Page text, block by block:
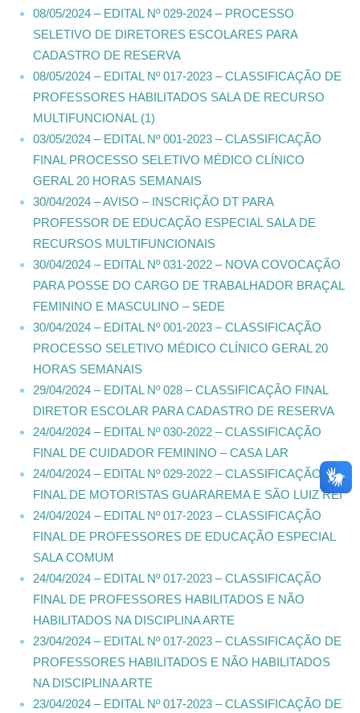
08/05/2024 – EDITAL Nº 029-2024 – PROCESSO
SELETIVO DE DIRETORES ESCOLARES PARA
CADASTRO DE RESERVA
08/05/2024 – EDITAL Nº 017-2023 – CLASSIFICAÇÃO DE
PROFESSORES HABILITADOS SALA DE RECURSO
MULTIFUNCIONAL (1)
03/05/2024 – EDITAL Nº 001-2023 – CLASSIFICAÇÃO
FINAL PROCESSO SELETIVO MÉDICO CLÍNICO
GERAL 20 HORAS SEMANAIS
30/04/2024 – AVISO – INSCRIÇÃO DT PARA
PROFESSOR DE EDUCAÇÃO ESPECIAL SALA DE
RECURSOS MULTIFUNCIONAIS
30/04/2024 – EDITAL Nº 031-2022 – NOVA COVOCAÇÃO
PARA POSSE DO CARGO DE TRABALHADOR BRAÇAL
FEMININO E MASCULINO – SEDE
30/04/2024 – EDITAL Nº 001-2023 – CLASSIFICAÇÃO
PROCESSO SELETIVO MÉDICO CLÍNICO GERAL 20
HORAS SEMANAIS
29/04/2024 – EDITAL Nº 028 – CLASSIFICAÇÃO FINAL
DIRETOR ESCOLAR PARA CADASTRO DE RESERVA
24/04/2024 – EDITAL Nº 030-2022 – CLASSIFICAÇÃO
FINAL DE CUIDADOR FEMININO – CASA LAR
24/04/2024 – EDITAL Nº 029-2022 – CLASSIFICAÇÃO
FINAL DE MOTORISTAS GUARAREMA E SÃO LUIZ REI
24/04/2024 – EDITAL Nº 017-2023 – CLASSIFICAÇÃO
FINAL DE PROFESSORES DE EDUCAÇÃO ESPECIAL
SALA COMUM
24/04/2024 – EDITAL Nº 017-2023 – CLASSIFICAÇÃO
FINAL DE PROFESSORES HABILITADOS E NÃO
HABILITADOS NA DISCIPLINA ARTE
23/04/2024 – EDITAL Nº 017-2023 – CLASSIFICAÇÃO DE
PROFESSORES HABILITADOS E NÃO HABILITADOS
NA DISCIPLINA ARTE
23/04/2024 – EDITAL Nº 017-2023 – CLASSIFICAÇÃO DE